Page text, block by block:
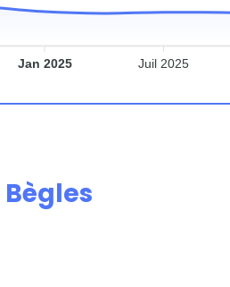
Jan 2025 Juil 2025
Bègles